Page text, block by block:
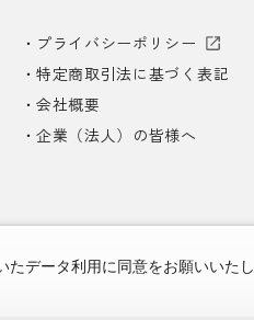
プライバシーポリシー
特定商取引法に基づく表記
会社概要
企業（法人）の皆様へ
たデータ利用に同意をお願いいたし